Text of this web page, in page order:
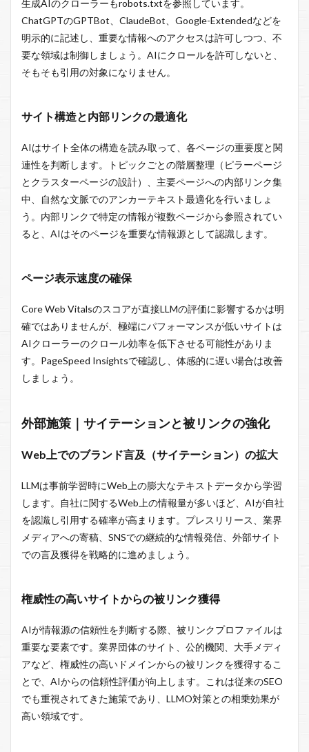
生成AIのクローラーもrobots.txtを参照しています。
ChatGPTのGPTBot、ClaudeBot、Google-Extendedなどを
明示的に記述し、重要な情報へのアクセスは許可しつつ、不
要な領域は制御しましょう。AIにクロールを許可しないと、
そもそも引用の対象になりません。
サイト構造と内部リンクの最適化
AIはサイト全体の構造を読み取って、各ページの重要度と関
連性を判断します。トピックごとの階層整理（ピラーページ
とクラスターページの設計）、主要ページへの内部リンク集
中、自然な文脈でのアンカーテキスト最適化を行いましょ
う。内部リンクで特定の情報が複数ページから参照されてい
ると、AIはそのページを重要な情報源として認識します。
ページ表示速度の確保
Core Web Vitalsのスコアが直接LLMの評価に影響するかは明
確ではありませんが、極端にパフォーマンスが低いサイトは
AIクローラーのクロール効率を低下させる可能性がありま
す。PageSpeed Insightsで確認し、体感的に遅い場合は改善
しましょう。
外部施策｜サイテーションと被リンクの強化
Web上でのブランド言及（サイテーション）の拡大
LLMは事前学習時にWeb上の膨大なテキストデータから学習
します。自社に関するWeb上の情報量が多いほど、AIが自社
を認識し引用する確率が高まります。プレスリリース、業界
メディアへの寄稿、SNSでの継続的な情報発信、外部サイト
での言及獲得を戦略的に進めましょう。
権威性の高いサイトからの被リンク獲得
AIが情報源の信頼性を判断する際、被リンクプロファイルは
重要な要素です。業界団体のサイト、公的機関、大手メディ
アなど、権威性の高いドメインからの被リンクを獲得するこ
とで、AIからの信頼性評価が向上します。これは従来のSEO
でも重視されてきた施策であり、LLMO対策との相乗効果が
高い領域です。